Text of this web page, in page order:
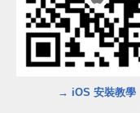
→ iOS 安裝教學